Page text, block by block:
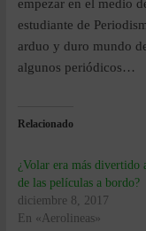
empezar en el medio
estudiante de
arduo y duro mundo
algunos periódicos…
Relacionado
¿Volar era más divertido
de las películas a bordo?
diciembre 8, 2017
En «Aerolineas»